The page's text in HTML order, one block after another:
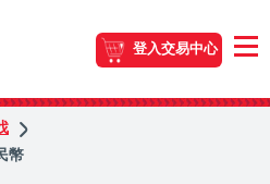
登入交易中心
幣